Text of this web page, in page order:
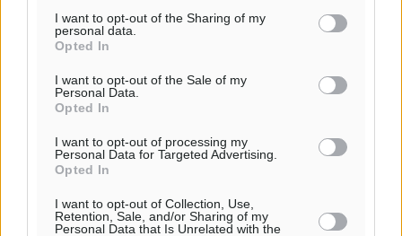
I want to opt-out of the Sharing of my
personal data.
Opted In
I want to opt-out of the Sale of my
Personal Data.
Opted In
I want to opt-out of processing my
Personal Data for Targeted Advertising.
Opted In
I want to opt-out of Collection, Use,
Retention, Sale, and/or Sharing of my
Personal Data that Is Unrelated with the